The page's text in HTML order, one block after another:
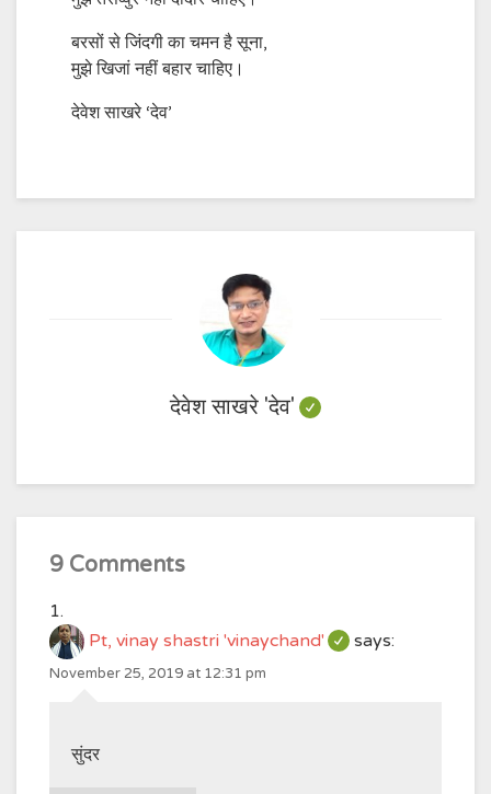
बरसों से जिंदगी का चमन है सूना,
मुझे खिजां नहीं बहार चाहिए।
देवेश साखरे ‘देव’
देवेश साखरे 'देव'
9 Comments
Pt, vinay shastri 'vinaychand' says:
November 25, 2019 at 12:31 pm
सुंदर